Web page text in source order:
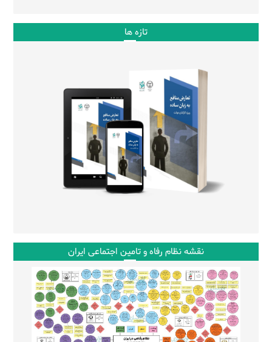
تازه ها
نقشه نظام رفاه و تامین اجتماعی ایران